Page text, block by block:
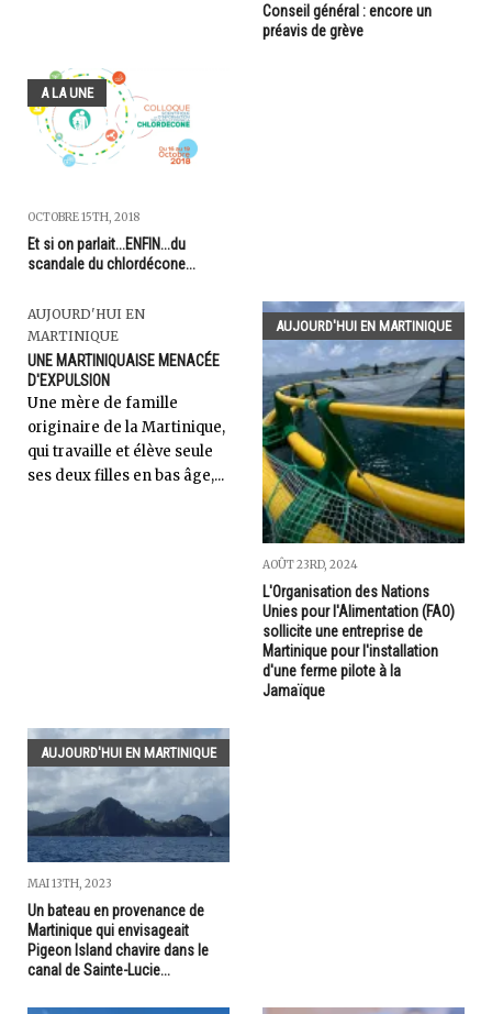
Conseil général : encore un
préavis de grève
A LA UNE
OCTOBRE 15TH, 2018
Et si on parlait...ENFIN...du
scandale du chlordécone...
AUJOURD'HUI EN
MARTINIQUE
UNE MARTINIQUAISE MENACÉE
D'EXPULSION
Une mère de famille
originaire de la Martinique,
qui travaille et élève seule
ses deux filles en bas âge,...
AUJOURD'HUI EN MARTINIQUE
AOÛT 23RD, 2024
L'Organisation des Nations
Unies pour l'Alimentation (FAO)
sollicite une entreprise de
Martinique pour l'installation
d'une ferme pilote à la
Jamaïque
AUJOURD'HUI EN MARTINIQUE
MAI 13TH, 2023
Un bateau en provenance de
Martinique qui envisageait
Pigeon Island chavire dans le
canal de Sainte-Lucie...